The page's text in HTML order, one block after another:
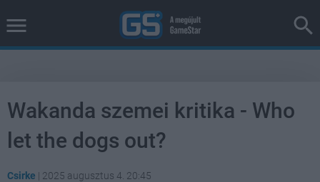
Wakanda szemei kritika - Who
let the dogs out?
Csirke | 2025 augusztus 4. 20:45